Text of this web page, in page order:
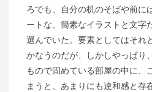
ろでも、自分の机のそばや前に
ートな、簡素なイラストと文字
選んでいた。要素としてはそれ
かなうのだが、しかしやっぱり
もので固めている部屋の中に、
まうと、あまりにも違和感と存